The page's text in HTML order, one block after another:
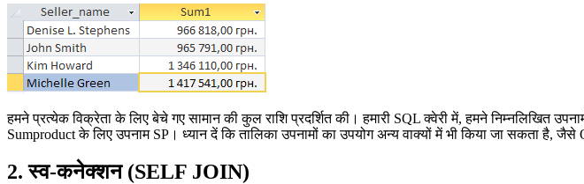
हमने प्रत्येक विक्रेता के लिए बेचे गए सामान की कुल राशि प्रदर्शित की। हमारी SQL क्वेरी में, हमने निम्नलिखित
Sumproduct के लिए उपनाम SP। ध्यान दें कि तालिका उपनामों का उपयोग अन्य वाक्यों में भी किया जा सकता है,
2. स्व-कनेक्शन (SELF JOIN)